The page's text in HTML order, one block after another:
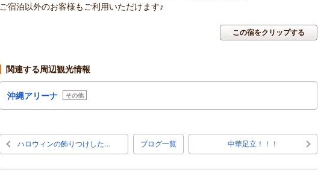
ご宿泊以外のお客様もご利用いただけます♪
この宿をクリップする
関連する周辺観光情報
沖縄アリーナ その他
ハロウィンの飾りつけした… ブログ一覧 中華足立！！！